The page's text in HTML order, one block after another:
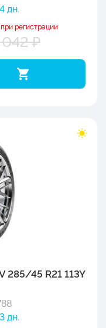
дн.
регистрации
₽
285/45 R21 113Y
дн.